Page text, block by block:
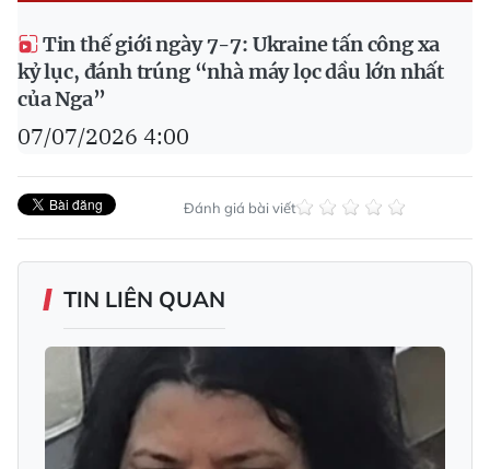
Tin thế giới ngày 7-7: Ukraine tấn công xa
kỷ lục, đánh trúng “nhà máy lọc dầu lớn nhất
của Nga”
07/07/2026 4:00
Đánh giá bài viết
TIN LIÊN QUAN